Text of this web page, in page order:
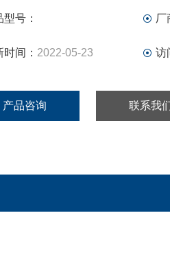
型号： 厂
时间： 2022-05-23 访
产品咨询 联系我